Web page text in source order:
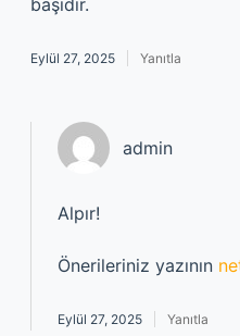
başıdır.
Eylül 27, 2025 Yanıtla
admin
Alpır!
Önerileriniz yazının
Eylül 27, 2025 Yanıtla